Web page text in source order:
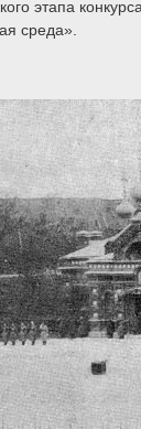
этапа
среда».